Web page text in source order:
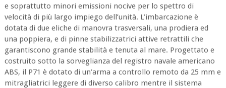
e soprattutto minori emissioni nocive per lo spettro di
velocità di più largo impiego dell’unità. L’imbarcazione è
dotata di due eliche di manovra trasversali, una prodiera ed
una poppiera, e di pinne stabilizzatrici attive retrattili che
garantiscono grande stabilità e tenuta al mare. Progettato e
costruito sotto la sorveglianza del registro navale americano
ABS, il P71 è dotato di un’arma a controllo remoto da 25 mm e
mitragliatrici leggere di diverso calibro mentre il sistema